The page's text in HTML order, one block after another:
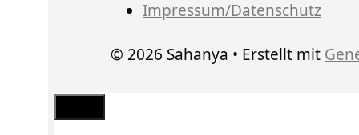
Impressum/Datenschutz
© 2026 Sahanya • Erstellt mit
Schließen